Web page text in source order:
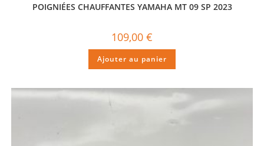
POIGNIÉES CHAUFFANTES YAMAHA MT 09 SP 2023
109,00 €
Ajouter au panier